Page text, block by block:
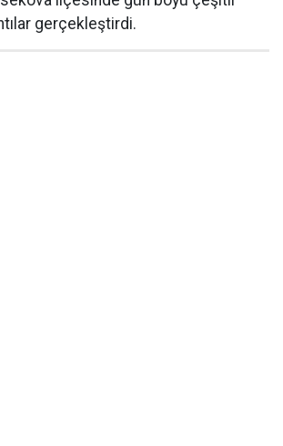
gerçekleştirdi.